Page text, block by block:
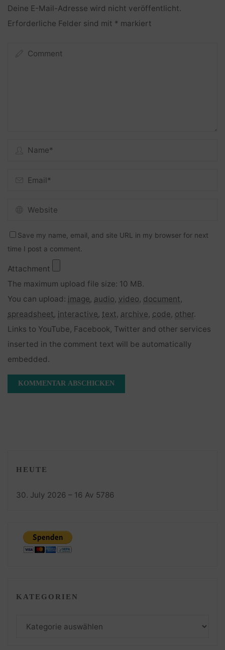
Deine E-Mail-Adresse wird nicht veröffentlicht.
Erforderliche Felder sind mit * markiert
Save my name, email, and site URL in my browser for next
time I post a comment.
Attachment
The maximum upload file size: 10 MB.
You can upload: image, audio, video, document,
spreadsheet, interactive, text, archive, code, other.
Links to YouTube, Facebook, Twitter and other services
inserted in the comment text will be automatically
embedded.
HEUTE
30. July 2026 – 16 Av 5786
KATEGORIEN